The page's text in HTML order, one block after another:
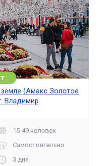
(Амакс Золотое
Владимир
15-49 человек
Самостоятельно
3 дня